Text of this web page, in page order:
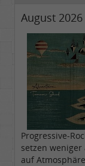
August
Progressive-
setzen
auf